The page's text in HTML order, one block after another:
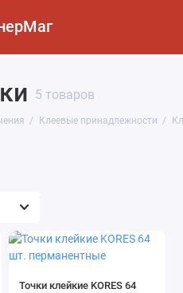
5 товаров
Клеевые принадлежности
Точки клейкие KORES 64